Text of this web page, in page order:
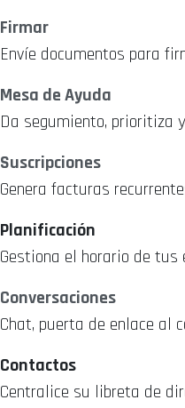
Firmar
Envíe documentos para
Mesa de Ayuda
Da segumiento, prioritiza
Suscripciones
Genera facturas
Planificación
Gestiona el horario de tus
Conversaciones
Chat, puerta de enlace al
Contactos
Centralice su libreta de